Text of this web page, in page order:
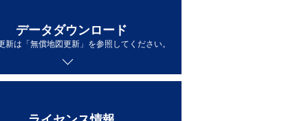
データダウンロード
新は「無償地図更新」を参照してください。